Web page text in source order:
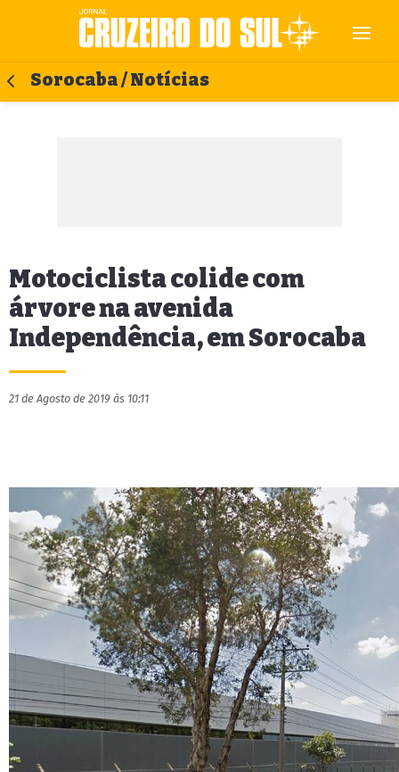
Sorocaba / Notícias
Motociclista colide com
árvore na avenida
Independência, em Sorocaba
21 de Agosto de 2019 às 10:11